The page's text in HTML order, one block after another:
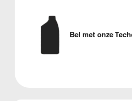
Bel met onze